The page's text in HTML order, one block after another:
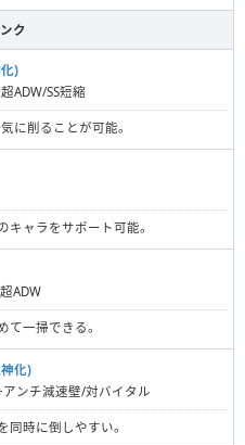
ク
)
ADW/SS短縮
に削ることが可能。
キャラをサポート可能。
ADW
て一掃できる。
化)
アンチ減速壁/対バイタル
同時に倒しやすい。